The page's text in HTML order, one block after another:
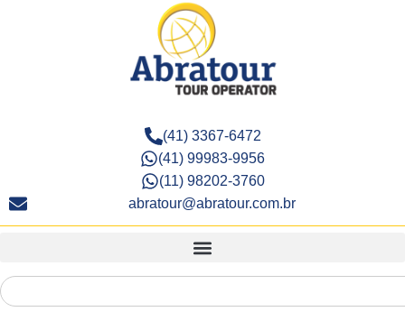
(41) 3367-6472
(41) 99983-9956
(11) 98202-3760
abratour@abratour.com.br